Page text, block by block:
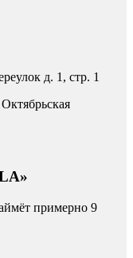
д. 1, стр. 1
примерно 9